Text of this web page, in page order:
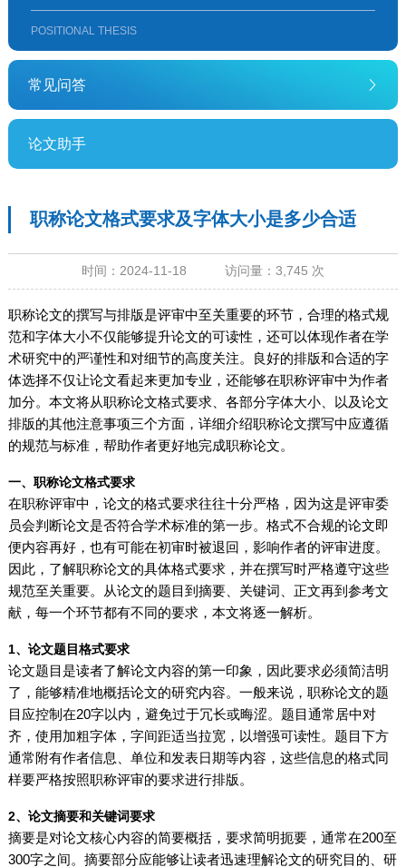
POSITIONAL THESIS
常见问答
论文助手
职称论文格式要求及字体大小是多少合适
时间：2024-11-18 访问量：3,745 次
职称论文的撰写与排版是评审中至关重要的环节，合理的格式规
范和字体大小不仅能够提升论文的可读性，还可以体现作者在学
术研究中的严谨性和对细节的高度关注。良好的排版和合适的字
体选择不仅让论文看起来更加专业，还能够在职称评审中为作者
加分。本文将从职称论文格式要求、各部分字体大小、以及论文
排版的其他注意事项三个方面，详细介绍职称论文撰写中应遵循
的规范与标准，帮助作者更好地完成职称论文。
一、职称论文格式要求
在职称评审中，论文的格式要求往往十分严格，因为这是评审委
员会判断论文是否符合学术标准的第一步。格式不合规的论文即
便内容再好，也有可能在初审时被退回，影响作者的评审进度。
因此，了解职称论文的具体格式要求，并在撰写时严格遵守这些
规范至关重要。从论文的题目到摘要、关键词、正文再到参考文
献，每一个环节都有不同的要求，本文将逐一解析。
1、论文题目格式要求
论文题目是读者了解论文内容的第一印象，因此要求必须简洁明
了，能够精准地概括论文的研究内容。一般来说，职称论文的题
目应控制在20字以内，避免过于冗长或晦涩。题目通常居中对
齐，使用加粗字体，字间距适当拉宽，以增强可读性。题目下方
通常附有作者信息、单位和发表日期等内容，这些信息的格式同
样要严格按照职称评审的要求进行排版。
2、论文摘要和关键词要求
摘要是对论文核心内容的简要概括，要求简明扼要，通常在200至
300字之间。摘要部分应能够让读者迅速理解论文的研究目的、研